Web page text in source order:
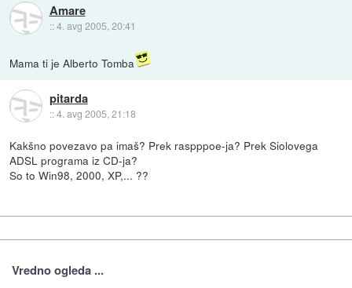
Amare
::4. avg 2005, 20:41
Mama ti je Alberto Tomba
pitarda
::4. avg 2005, 21:18
Kakšno povezavo pa imaš? Prek raspppoe-ja? Prek Siolovega
ADSL programa iz CD-ja?
So to Win98, 2000, XP,... ??
Vredno ogleda ...